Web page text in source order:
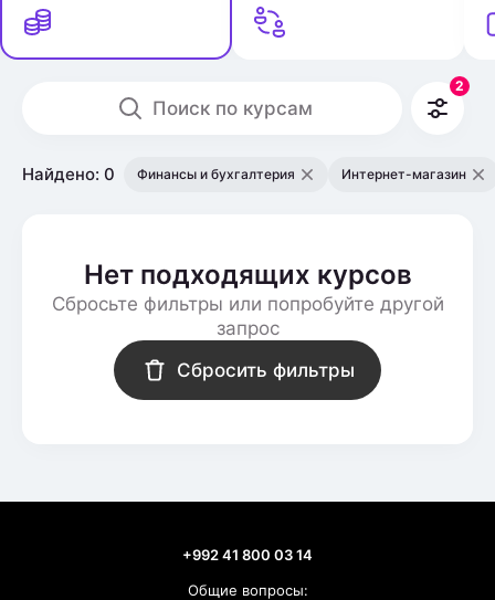
Поиск по курсам
2
Найдено: 0 Финансы и бухгалтерия Интернет-магазин
Нет подходящих курсов
Сбросьте фильтры или попробуйте другой
запрос
Сбросить фильтры
+992 41 800 03 14
Общие вопросы: